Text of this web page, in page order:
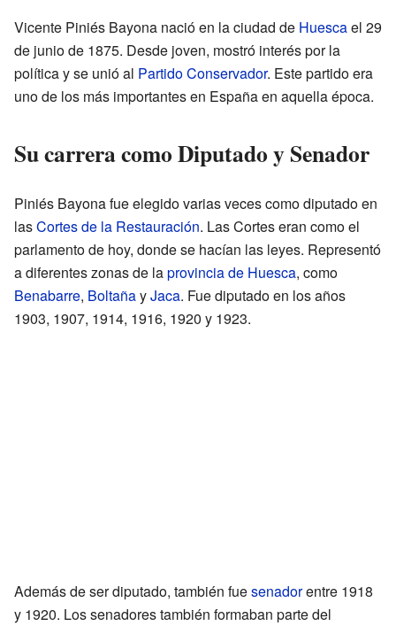
Vicente Piniés Bayona nació en la ciudad de Huescael 29
de junio de 1875. Desde joven, mostró interés por la
política y se unió al Partido Conservador. Este partido era
uno de los más importantes en España en aquella época.
Su carrera como Diputado y Senador
Piniés Bayona fue elegido varias veces como diputado en
lasCortes de la Restauración. Las Cortes eran como el
parlamento de hoy, donde se hacían las leyes. Representó
a diferentes zonas de laprovincia de Huesca, como
Benabarre, BoltañayJaca. Fue diputado en los años
1903, 1907, 1914, 1916, 1920 y 1923.
Además de ser diputado, también fuesenadorentre 1918
y 1920. Los senadores también formaban parte del